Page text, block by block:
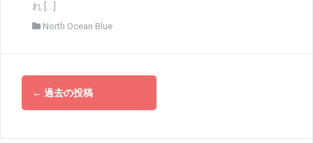
れ […]
North Ocean Blue
投
稿
← 過去の投稿